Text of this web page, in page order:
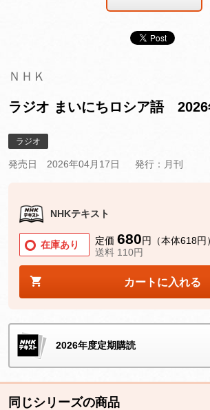
ＮＨＫ
ラジオ まいにちロシア語 2026
ラジオ
発売日 2026年04月17日 発行：月刊
NHKテキスト
在庫あり 定価 680円（本体618円）
送料 110円
カートに入れる
2026年度定期購読
同じシリーズの商品